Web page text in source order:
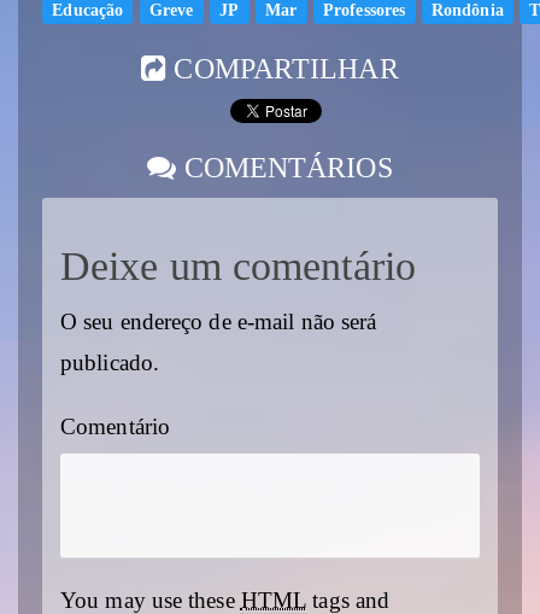
Educação Greve JP Mar Professores Rondônia
COMPARTILHAR
COMENTÁRIOS
Deixe um comentário
O seu endereço de e-mail não será
publicado.
Comentário
You may use these HTML tags and